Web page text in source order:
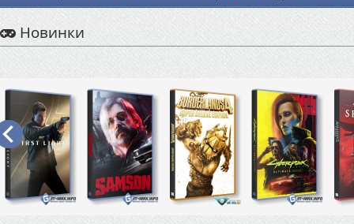
Новинки